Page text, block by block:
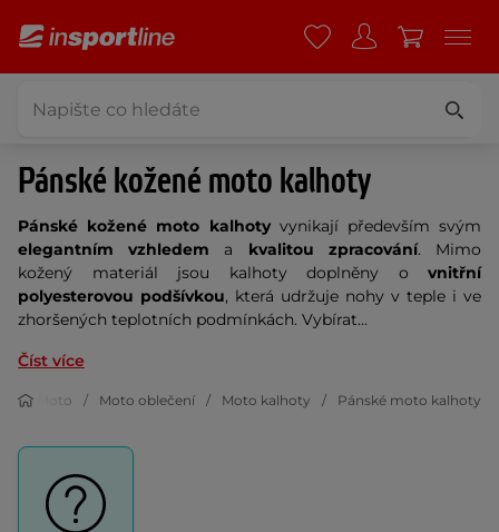
Pánské kožené moto kalhoty
Pánské kožené moto kalhotyvynikají především svým
elegantním vzhledem a kvalitou zpracování. Mimo
kožený materiál jsou kalhoty doplněny o vnitřní
polyesterovou podšívkou, která udržuje nohy v teple i ve
zhoršených teplotních podmínkách. Vybírat...
Číst více
Moto Moto oblečení Moto kalhoty Pánské moto kalhoty